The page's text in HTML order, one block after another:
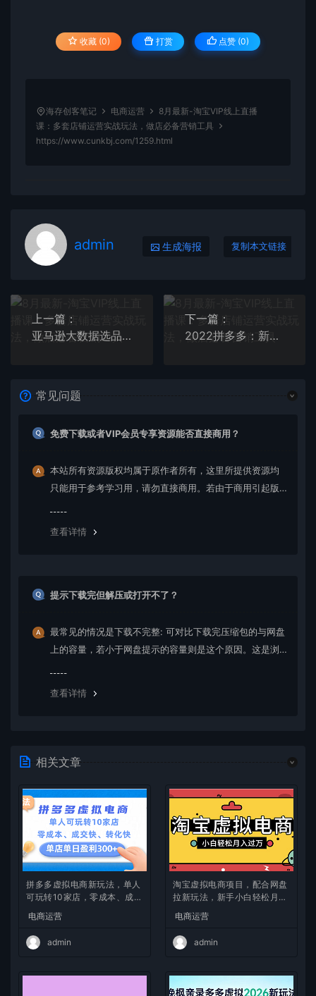
收藏 (0) 打赏 点赞 (0)
海存创客笔记 电商运营
8月最新-淘宝VIP线上直播
课：多套店铺运营实战玩法，做店必备营销工具
https://www.cunkbj.com/1259.html
admin 生成海报 复制本文链接
上一篇：
亚马逊大数据选品课：分析选品方法技巧，让你选品路上无烦恼
下一篇：
2022拼多多：新店新品的起步逻辑+高端数据化运营技能+付费推广引流能力提升
常见问题
免费下载或者VIP会员专享资源能否直接商用？
本站所有资源版权均属于原作者所有，这里所提供资源均
只能用于参考学习用，请勿直接商用。若由于商用引起版
查看详情
提示下载完但解压或打开不了？
最常见的情况是下载不完整: 可对比下载完压缩包的与网盘
上的容量，若小于网盘提示的容量则是这个原因。这是浏
查看详情
相关文章
拼多多虚拟电商新玩法，单人
可玩转10家店，零成本、成交
快、转化快，单店单日可盈利
300+
电商运营
admin
淘宝虚拟电商项目，配合网盘
拉新玩法，新手小白轻松月入
过万，外面收费1980的项
目！
电商运营
admin